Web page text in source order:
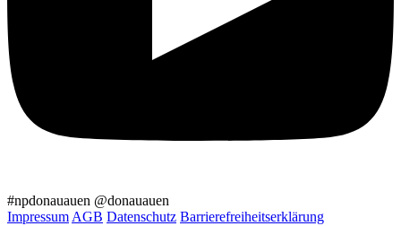
#npdonauauen @donauauen
Impressum AGB Datenschutz Barrierefreiheitserklärung